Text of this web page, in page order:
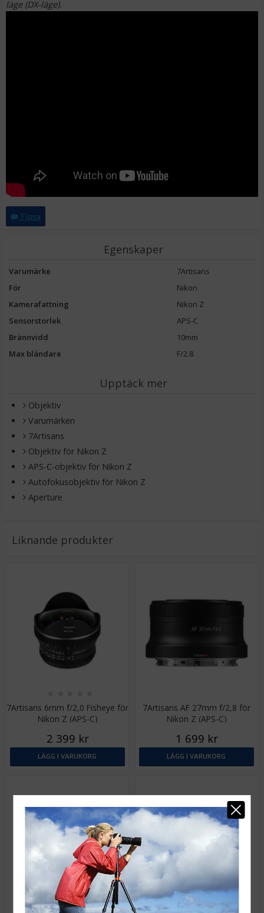
99 kr
läge (DX-läge).
Tipsa
Egenskaper
Varumärke
7Artisans
För
Nikon
Kamerafattning
Nikon Z
Sensorstorlek
APS-C
Brännvidd
10mm
Max bländare
F/2.8
Upptäck mer
Objektiv
Varumärken
7Artisans
Objektiv för Nikon Z
APS-C-objektiv för Nikon Z
Autofokusobjektiv för Nikon Z
Aperture
Liknande produkter
7Artisans 6mm f/2,0 Fisheye för
Nikon Z (APS-C)
2 399 kr
LÄGG I VARUKORG
7Artisans AF 27mm f/2,8 för
Nikon Z (APS-C)
1 699 kr
LÄGG I VARUKORG
★★★★★ ★ ★ ★